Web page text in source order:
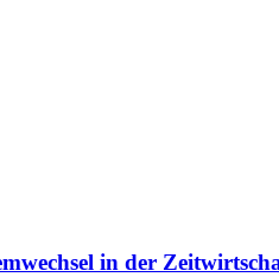
in der